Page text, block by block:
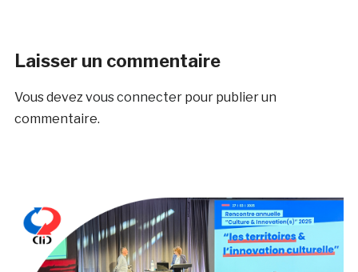
Laisser un commentaire
Vous devezvous connecterpour publier un
commentaire.